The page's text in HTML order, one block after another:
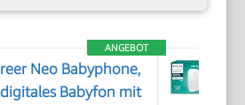
ANGEBOT
reer Neo Babyphone,
digitales Babyfon mit